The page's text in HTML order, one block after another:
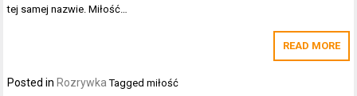
tej samej nazwie. Miłość…
READ MORE
Posted in Rozrywka Taggedmiłość